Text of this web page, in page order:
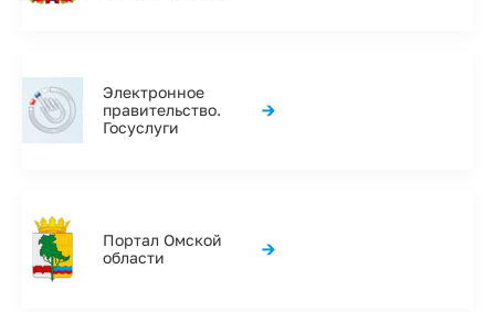
Электронное
правительство.
Госуслуги
→
Портал Омской
области
→